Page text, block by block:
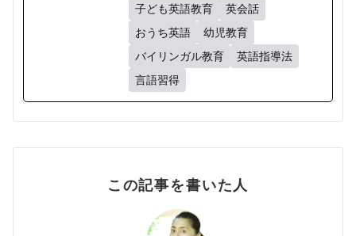
子ども英語教育
英会話
おうち英語
幼児教育
バイリンガル教育
英語指導法
言語習得
この記事を書いた人